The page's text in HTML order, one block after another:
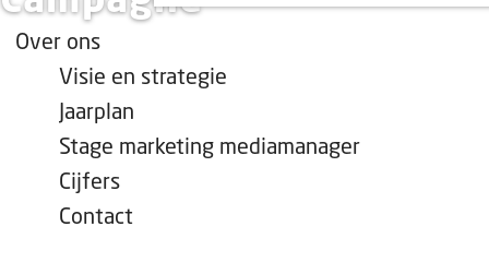
e
h
Over ons
Visie en strategie
Jaarplan
Stage marketing mediamanager
Cijfers
Contact